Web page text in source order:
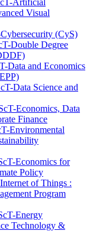
Artificial
Visual
(CyS)
Double Degree
Data and Economics
Data Science and
Economics, Data
Finance
Environmental
Economics for
Policy
of Things :
Program
Energy
Technology &